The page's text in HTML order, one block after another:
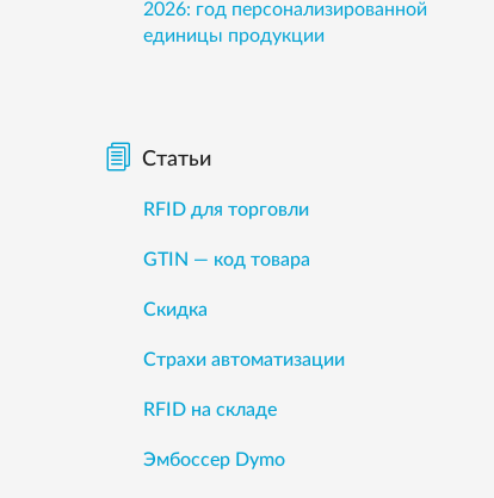
2026: год персонализированной
единицы продукции
Статьи
RFID для торговли
GTIN — код товара
Скидка
Страхи автоматизации
RFID на складе
Эмбоссер Dymo